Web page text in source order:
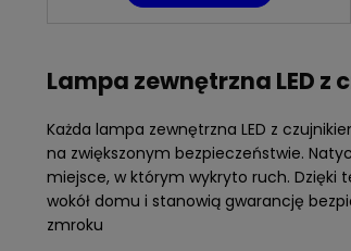
Cena regularna:38,00 zł
DO KOSZYKA
Lampa zewnętrzna LED
Każda lampa zewnętrzna LED z
na zwiększonym bezpieczeństwie.
miejsce, w którym wykryto ruch. Dzięki
wokół domu i stanowią gwarancję
zmroku